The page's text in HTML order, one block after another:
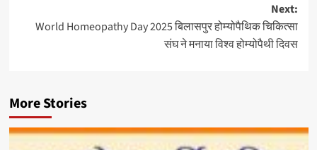
Next:
World Homeopathy Day 2025 बिलासपुर होम्योपैथिक चिकित्सा
संघ ने मनाया विश्व होम्योपैथी दिवस
More Stories